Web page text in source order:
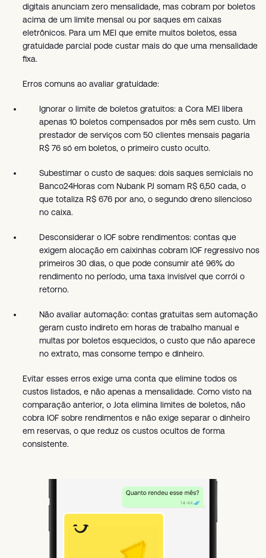
digitais anunciam zero mensalidade, mas cobram por boletos
acima de um limite mensal ou por saques em caixas
eletrônicos. Para um MEI que emite muitos boletos, essa
gratuidade parcial pode custar mais do que uma mensalidade
fixa.
Erros comuns ao avaliar gratuidade:
Ignorar o limite de boletos gratuitos: a Cora MEI libera
apenas 10 boletos compensados por mês sem custo. Um
prestador de serviços com 50 clientes mensais pagaria
R$ 76 só em boletos, o primeiro custo oculto.
Subestimar o custo de saques: dois saques semiciais no
Banco24Horas com Nubank PJ somam R$ 6,50 cada, o
que totaliza R$ 676 por ano, o segundo dreno silencioso
no caixa.
Desconsiderar o IOF sobre rendimentos: contas que
exigem alocação em caixinhas cobram IOF regressivo nos
primeiros 30 dias, o que pode consumir até 96% do
rendimento no período, uma taxa invisível que corrói o
retorno.
Não avaliar automação: contas gratuitas sem automação
geram custo indireto em horas de trabalho manual e
multas por boletos esquecidos, o custo que não aparece
no extrato, mas consome tempo e dinheiro.
Evitar esses erros exige uma conta que elimine todos os
custos listados, e não apenas a mensalidade. Como visto na
comparação anterior, o Jota elimina limites de boletos, não
cobra IOF sobre rendimentos e não exige separar o dinheiro
em reservas, o que reduz os custos ocultos de forma
consistente.